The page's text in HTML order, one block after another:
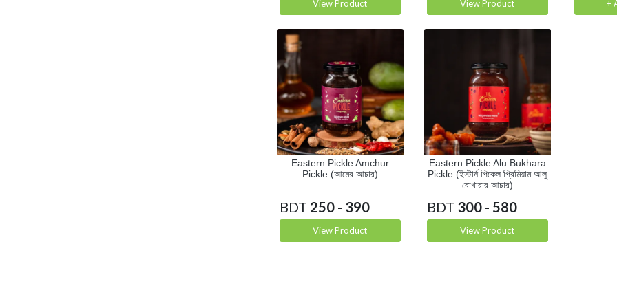
View Product View Product +
Eastern Pickle Amchur
Pickle (আমের আচার)
BDT 250 - 390
View Product
Eastern Pickle Alu Bukhara
Pickle (ইস্টার্ন পিকেল প্রিমিয়াম আলু
বোখারার আচার)
BDT 300 - 580
View Product